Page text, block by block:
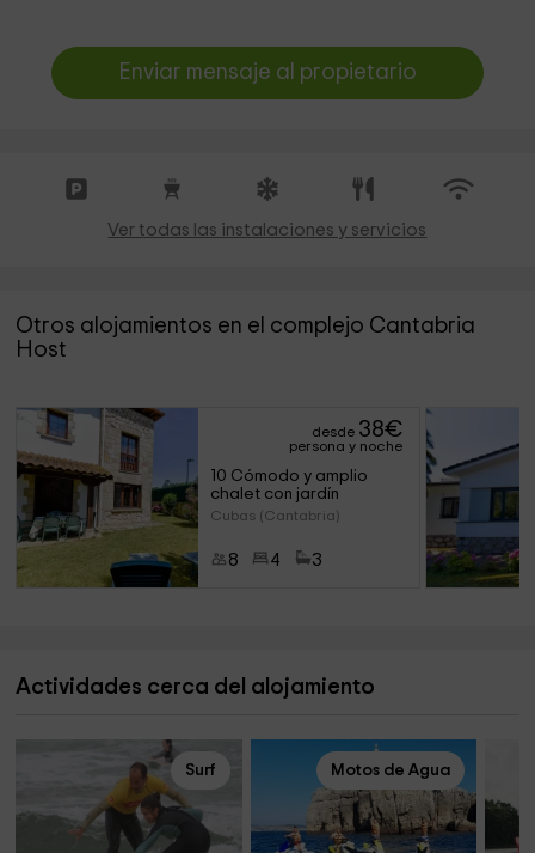
Enviar mensaje al propietario
Ver todas las instalaciones y servicios
Otros alojamientos en el complejo Cantabria
Host
desde 38€
persona y noche
10 Cómodo y amplio
chalet con jardín
Cubas (Cantabria)
8 4 3
Actividades cerca del alojamiento
Surf Motos de Agua